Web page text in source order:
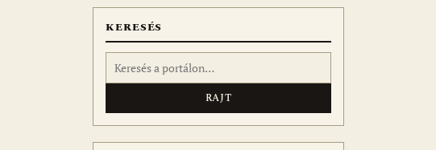
KERESÉS
Keresés: